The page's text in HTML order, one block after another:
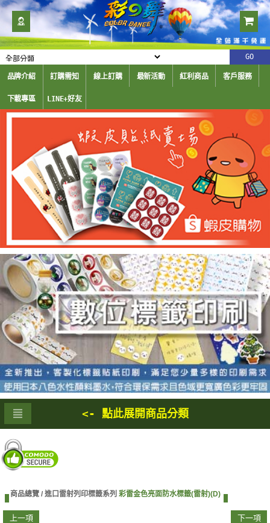
品牌介紹 訂購需知 線上訂購 最新活動 紅利商品 客戶服務
下載專區 LINE+好友
<- 點此展開商品分類
商品總覽 / 進口雷射列印標籤系列 彩雷金色亮面防水標籤(雷射)(D)
上一項 下一項